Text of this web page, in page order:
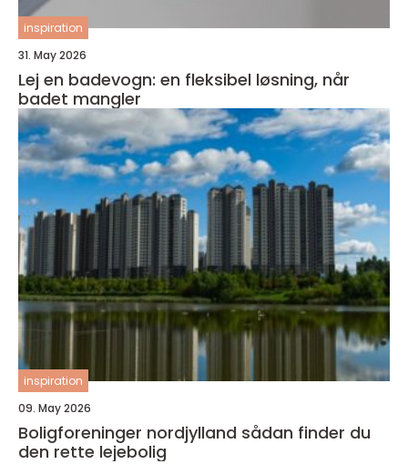
inspiration
31. May 2026
Lej en badevogn: en fleksibel løsning, når
badet mangler
inspiration
09. May 2026
Boligforeninger nordjylland sådan finder du
den rette lejebolig